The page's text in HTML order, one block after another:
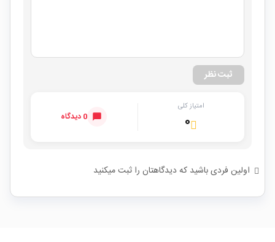
ثبت نظر
امتیاز کلی
۰ 0 دیدگاه
اولین فردی باشید که دیدگاهتان را ثبت میکنید